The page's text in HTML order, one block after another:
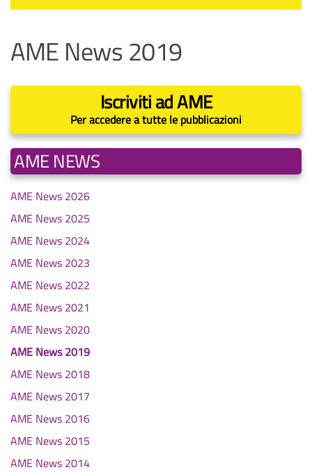
AME News 2019
Iscriviti ad AME
Per accedere a tutte le pubblicazioni
AME NEWS
AME News 2026
AME News 2025
AME News 2024
AME News 2023
AME News 2022
AME News 2021
AME News 2020
AME News 2019
AME News 2018
AME News 2017
AME News 2016
AME News 2015
AME News 2014